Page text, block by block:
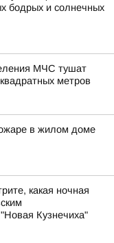
бодрых и солнечных
МЧС тушат
метров
в жилом доме
какая ночная
Кузнечиха"